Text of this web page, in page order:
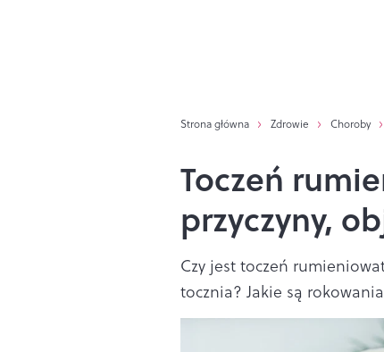
Strona główna Zdrowie Choroby
Toczeń
przyczyny,
Czy jest toczeń
tocznia? Jakie są